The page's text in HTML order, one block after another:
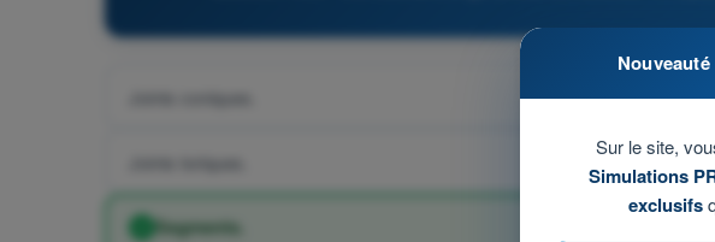
Joints coniques.
Joints toriques.
Segments.
Sur le site,
Simulations
exclusifs